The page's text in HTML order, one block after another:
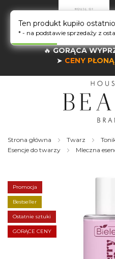
🔥GORĄCA
➤ CENY
Strona główna Twarz
Esencje do twarzy
Mleczna
the
end
of
the
images
gallery
Promocja
Bestseller
Ostatnie sztuki
GORĄCE CENY
Ten produkt kupiło ostatnio
* - na podstawie sprzedaży z